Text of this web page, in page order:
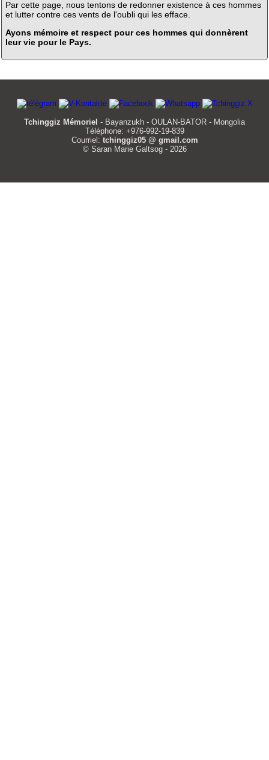
Par cette page, nous tentons de redonner existence à ces hommes
et lutter contre ces vents de l'oubli qui les efface.
Ayons mémoire et respect pour ces hommes qui donnèrent
leur vie pour le Pays.
Tchinggiz Mémoriel - Bayanzukh - OULAN-BATOR - Mongolia
Téléphone: +976-992-19-839
Courriel: tchinggiz05 @ gmail.com
© Saran Marie Galtsog - 2026